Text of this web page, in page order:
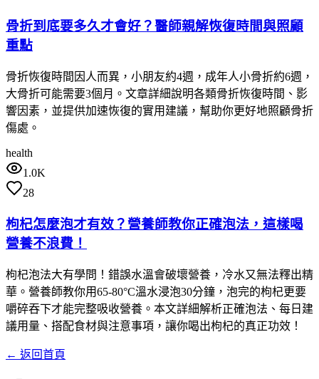
骨折到底要多久才會好？醫師親解恢復時間與照顧
重點
骨折恢復時間因人而異，小朋友約4週，成年人小骨折約6週，
大骨折可能需要3個月。文章詳細說明各類骨折恢復時間、影
響因素，並提供加速恢復的實用建議，幫助你更好地照顧骨折
傷處。
health
1.0K
28
枸杞怎麼泡才有效？營養師教你正確泡法，這樣喝
營養不浪費！
枸杞泡法大有學問！錯誤水溫會破壞營養，冷水又無法釋出精
華。營養師教你用65-80°C溫水浸泡30分鐘，泡完的枸杞更要
嚼碎吞下才能完整吸收營養。本文詳細解析正確泡法、每日建
議用量、搭配食材與注意事項，讓你喝出枸杞的真正功效！
← 返回首頁